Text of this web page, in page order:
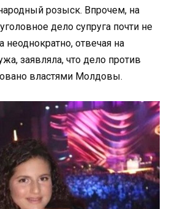
розыск. Впрочем, на
дело супруга почти не
неоднократно, отвечая на
заявляла, что дело против
властями Молдовы.